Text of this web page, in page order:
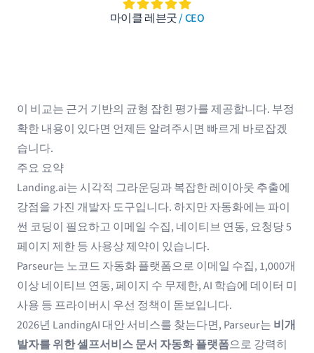
마이클 레븐굿/ CEO
이 비교는 근거 기반의 균형 잡힌 평가를 제공합니다. 부정
확한 내용이 있다면 언제든 알려주시면 빠르게 바로잡겠
습니다.
주요 요약
Landing.ai는 시각적 그라운딩과 복잡한 레이아웃 추출에
강점을 가진 개발자 도구입니다. 하지만 자동화에는 파이
썬 코딩이 필요하고 이메일 수집, 네이티브 연동, 요청당 5
페이지 제한 등 사용상 제약이 있습니다.
Parseur는 노코드 자동화 플랫폼으로 이메일 수집, 1,000개
이상 네이티브 연동, 페이지 수 무제한, AI 학습에 데이터 미
사용 등 프라이버시 우선 정책이 돋보입니다.
2026년 LandingAI 대안 서비스를 찾는다면, Parseur는 비개
발자를 위한 셀프서비스 문서 자동화 플랫폼으로 강력히